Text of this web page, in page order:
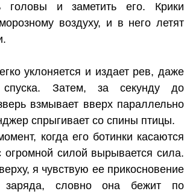
головы и заметить его. Крики
воздуху, и в него летят
уклоняется и издает рев, даже
Затем, за секунду до
взмывает вверх параллельно
спрыгивает со спины птицы.
когда его ботинки касаются
огромной силой вырывается сила.
я чувствую ее прикосновение
заряда, словно она бежит по